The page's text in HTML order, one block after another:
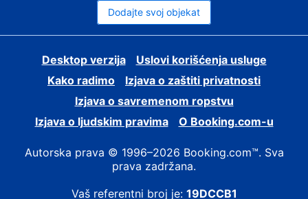
Dodajte svoj objekat
Desktop verzija
Uslovi korišćenja usluge
Kako radimo
Izjava o zaštiti privatnosti
Izjava o savremenom ropstvu
Izjava o ljudskim pravima
О Booking.com-u
Autorska prava © 1996–2026 Booking.com™. Sva
prava zadržana.
Vaš referentni broj je: 19DCCB1